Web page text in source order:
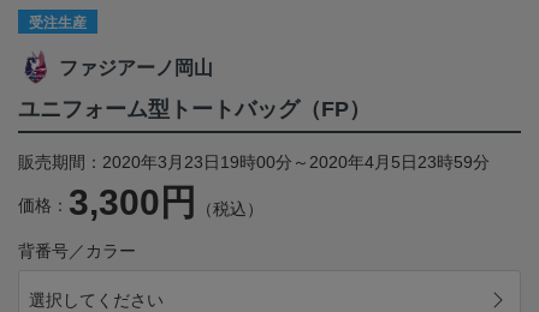
受注生産
ファジアーノ岡山
ユニフォーム型トートバッグ（FP）
販売期間：2020年3月23日19時00分～2020年4月5日23時59分
価格： 3,300円 （税込）
背番号／カラー
選択してください